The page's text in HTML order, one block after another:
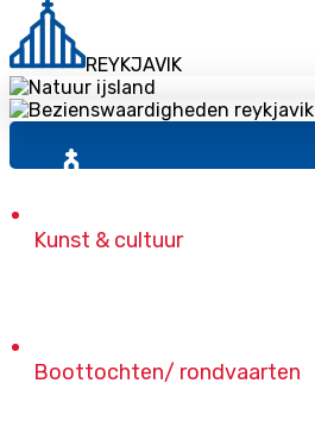
REYKJAVIK
Kunst & cultuur
Boottochten/ rondvaarten